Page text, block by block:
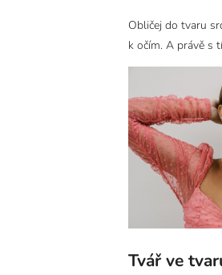
Obličej do tvaru
k očím. A právě s
Tvář ve